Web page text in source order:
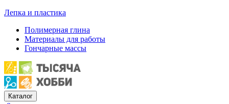
Лепка и пластика
Полимерная глина
Материалы для работы
Гончарные массы
Каталог